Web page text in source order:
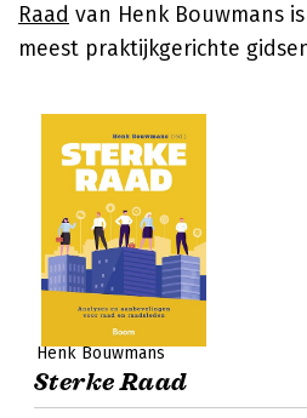
Raad van Henk Bouwmans
meest praktijkgerichte
Henk Bouwmans
Sterke Raad